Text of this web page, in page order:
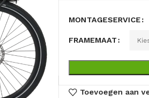
MONTAGESERVICE
FRAMEMAAT
Toevoegen aan